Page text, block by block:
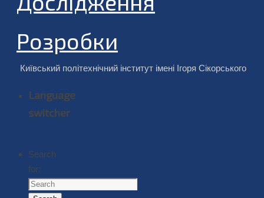
Розробки
Київський політехнічний інститут імені Ігоря Сікорського
Language
switcher
Search
for: